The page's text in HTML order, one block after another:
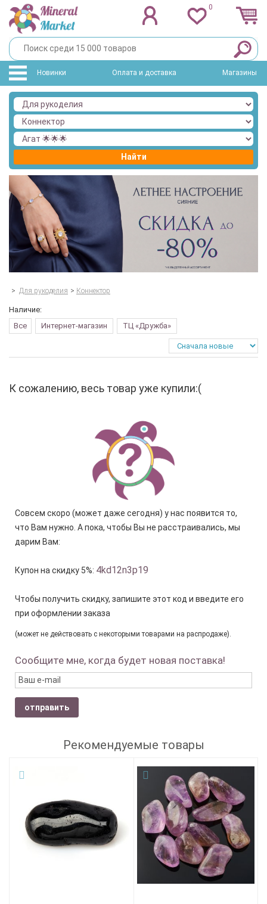
0
Новинки Оплата и доставка Магазины
Найти
> Для рукоделия > Коннектор
Наличие:
Все
Интернет-магазин ТЦ «Дружба»
К сожалению, весь товар уже купили:(
Совсем скоро (может даже сегодня) у нас появится то,
что Вам нужно. А пока, чтобы Вы не расстраивались, мы
дарим Вам:
Купон на скидку 5%: 4kd12n3p19
Чтобы получить скидку, запишите этот код и введите его
при оформлении заказа
(может не действовать с некоторыми товарами на распродаже).
Сообщите мне, когда будет новая поставка!
отправить
Рекомендуемые товары